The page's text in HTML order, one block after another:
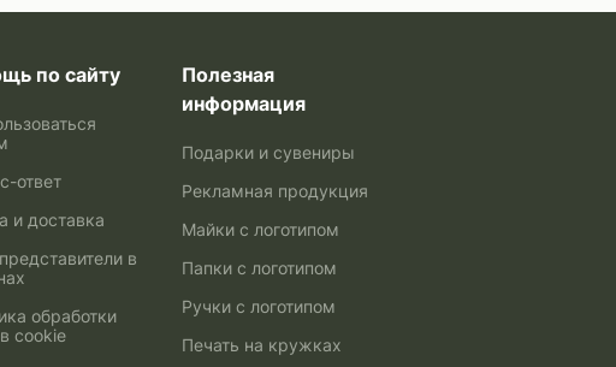
по сайту
ответ
и доставка
в
обработки
cookie
Полезная
информация
Подарки и сувениры
Рекламная продукция
Майки с логотипом
Папки с логотипом
Ручки с логотипом
Печать на кружках